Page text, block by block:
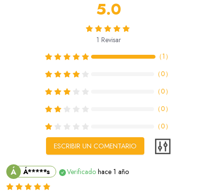
5.0
1 Revisar
（1 ）
（0）
（0）
（0）
（0）
ESCRIBIR UN COMENTARIO
Á Á*****s Verificado hace 1 año